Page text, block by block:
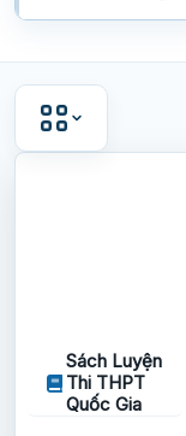
phẩm
Sách Luyện
Thi THPT
Quốc Gia